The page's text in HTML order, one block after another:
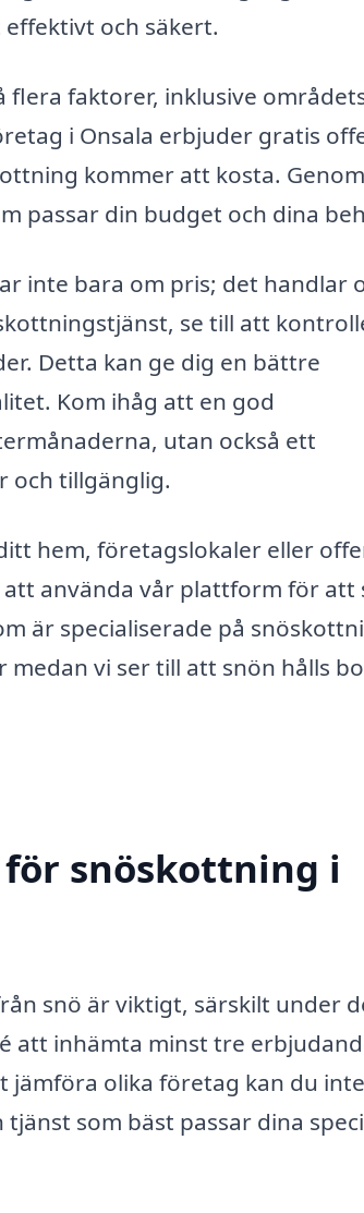
och säkert.
faktorer, inklusive
i Onsala erbjuder gratis
kommer att kosta.
passar din budget och dina
inte bara om pris; det handlar
se till att
Detta kan ge dig en bättre
Kom ihåg att en god
utan också ett
och tillgänglig.
hem, företagslokaler eller
använda vår plattform för att
är specialiserade på
medan vi ser till att snön hålls
snöskottning i
snö är viktigt, särskilt under
att inhämta minst tre
jämföra olika företag kan du
som bäst passar dina